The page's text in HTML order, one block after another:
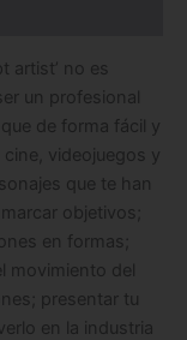
artist’ no es
un profesional
de forma fácil y
videojuegos y
que te han
objetivos;
en formas;
movimiento del
presentar tu
en la industria